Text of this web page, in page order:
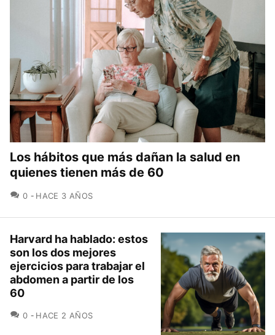
Los hábitos que más dañan la salud en
quienes tienen más de 60
0 COMENTARIOS
HACE 3 AÑOS
Harvard ha hablado: estos
son los dos mejores
ejercicios para trabajar el
abdomen a partir de los
60
0 COMENTARIOS
HACE 2 AÑOS